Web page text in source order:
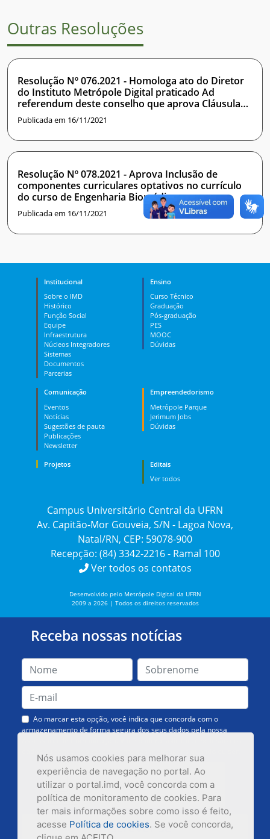
Nós usamos cookies para melhorar sua
experiência de navegação no portal. Ao
utilizar o portal.imd, você concorda com a
política de monitoramento de cookies. Para
ter mais informações sobre como isso é feito,
acesse Política de cookies. Se você concorda,
Outras Resoluções
Resolução Nº 076.2021 - Homologa ato do Diretor
do Instituto Metrópole Digital praticado Ad
referendum deste conselho que aprova Cláusula
de Barreira para o concurso de professor efetivo
do IMD na área de Inteligência Artificial
Publicada em 16/11/2021
Resolução Nº 078.2021 - Aprova Inclusão de
componentes curriculares optativos no currículo
do curso de Engenharia Biomédica para
credenciamento no PES
Publicada em 16/11/2021
Institucional
Sobre o IMD
Histórico
Função Social
Equipe
Infraestrutura
Núcleos Integradores
Sistemas
Documentos
Parcerias
Ensino
Curso Técnico
Graduação
Pós-graduação
PES
MOOC
Dúvidas
Comunicação
Eventos
Notícias
Sugestões de pauta
Publicações
Newsletter
Empreendedorismo
Metrópole Parque
Jerimum Jobs
Dúvidas
Projetos
Editais
Ver todos
Campus Universitário Central da UFRN
Av. Capitão-Mor Gouveia, S/N - Lagoa Nova,
Natal/RN, CEP: 59078-900
Recepção: (84) 3342-2216 - Ramal 100
Ver todos os contatos
Desenvolvido pelo Metrópole Digital da UFRN
2009 a 2026 | Todos os direitos reservados
Receba nossas notícias
Ao marcar esta opção, você indica que concorda com o
armazenamento de forma segura dos seus dados pela nossa
Inscrever-se